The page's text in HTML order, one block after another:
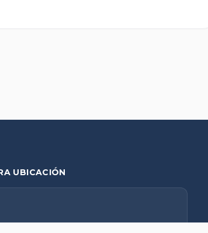
UBICACIÓN